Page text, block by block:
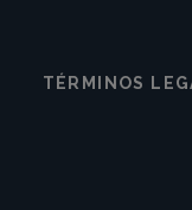
TÉRMINOS